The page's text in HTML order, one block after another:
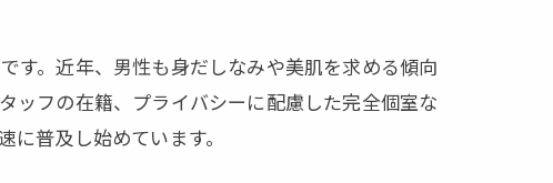
ト
す。近年、男性も身だしなみや美肌を求める傾向
ッフの在籍、プライバシーに配慮した完全個室な
普及し始めています。